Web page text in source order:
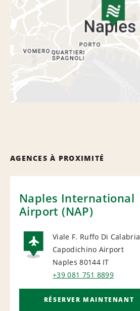
AGENCES À PROXIMITÉ
Naples International
Airport (NAP)
AIRPORT
Viale F. Ruffo Di Calabria
Capodichino Airport
Naples 80144 IT
+39 081 751 8899
RÉSERVER MAINTENANT